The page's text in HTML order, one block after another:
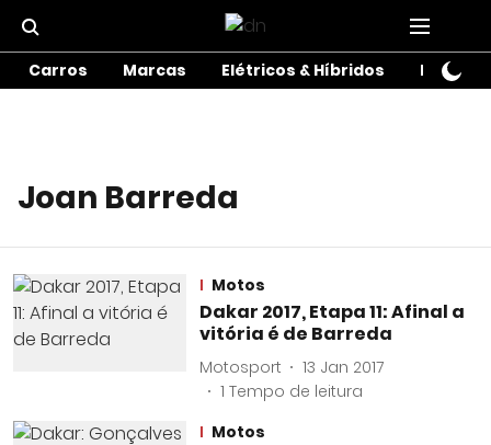
Carros Marcas Elétricos & Híbridos Motos
Joan Barreda
Motos
Dakar 2017, Etapa 11: Afinal a
vitória é de Barreda
Motosport
13 Jan 2017
1 Tempo de leitura
Motos